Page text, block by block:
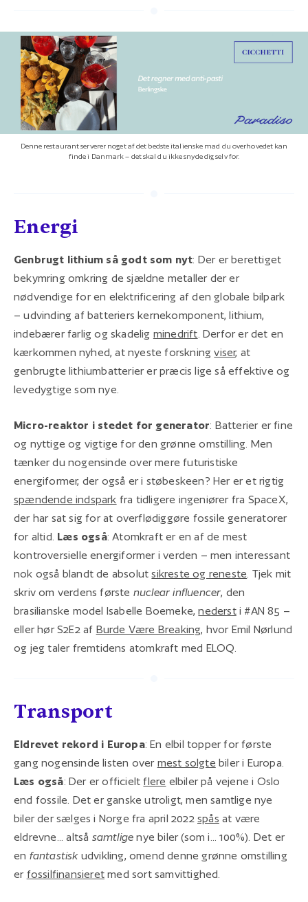
Denne restaurant serverer noget af det bedste italienske mad du overhovedet kan
finde i Danmark – det skal du ikke snyde dig selv for.
Energi
Genbrugt lithium så godt som nyt: Der er berettiget
bekymring omkring de sjældne metaller der er
nødvendige for en elektrificering af den globale bilpark
– udvinding af batteriers kernekomponent, lithium,
indebærer farlig og skadelig minedrift. Derfor er det en
kærkommen nyhed, at nyeste forskningviser, at
genbrugte lithiumbatterier er præcis lige så effektive og
levedygtige som nye.
Micro-reaktor i stedet for generator: Batterier er fine
og nyttige og vigtige for den grønne omstilling. Men
tænker du nogensinde over mere futuristiske
energiformer, der også er i støbeskeen? Her er et rigtig
spændende indspark fra tidligere ingeniører fra SpaceX,
der har sat sig for at overflødiggøre fossile generatorer
for altid. Læs også: Atomkraft er en af de mest
kontroversielle energiformer i verden – men interessant
nok også blandt de absolutsikreste og reneste. Tjek mit
skriv om verdens første nuclear influencer, den
brasilianske model Isabelle Boemeke,nedersti #AN 85 –
eller hør S2E2 af Burde Være Breaking, hvor Emil Nørlund
og jeg taler fremtidens atomkraft med ELOQ.
Transport
Eldrevet rekord i Europa: En elbil topper for første
gang nogensinde listen over mest solgte biler i Europa.
Læs også: Der er officieltflere elbiler på vejene i Oslo
end fossile. Det er ganske utroligt, men samtlige nye
biler der sælges i Norge fra april 2022 spås at være
eldrevne... altså samtlige nye biler (som i... 100%). Det er
en fantastiskudvikling, omend denne grønne omstilling
er fossilfinansieret med sort samvittighed.